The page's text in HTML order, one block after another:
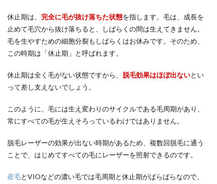
休止期は、 完全に毛が抜け落ちた状態を指します。毛は、成長を
止めて毛穴から抜け落ちると、しばらくの間は生えてきません。
毛を生やすための細胞分裂もしばらくはお休みです。そのため、
この時期は「休止期」と呼ばれます。
休止期は全く毛がない状態ですから、 脱毛効果はほぼ出ないとい
って差し支えないでしょう。
このように、毛には生え変わりのサイクルである毛周期があり、
常にすべての毛が生えそろっているわけではありません。
脱毛レーザーの効果が出ない時期があるため、複数回脱毛に通う
ことで、はじめてすべての毛にレーザーを照射できるのです。
産毛とVIOなどの濃い毛では毛周期と休止期がばらばらなので、